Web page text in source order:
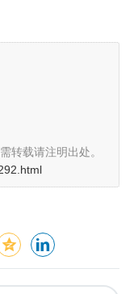
转载请注明出处。